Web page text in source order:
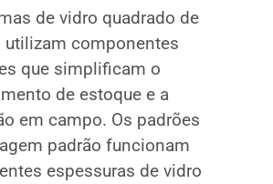
de vidro quadrado de
utilizam componentes
que simplificam o
de estoque e a
em campo. Os padrões
padrão funcionam
espessuras de vidro